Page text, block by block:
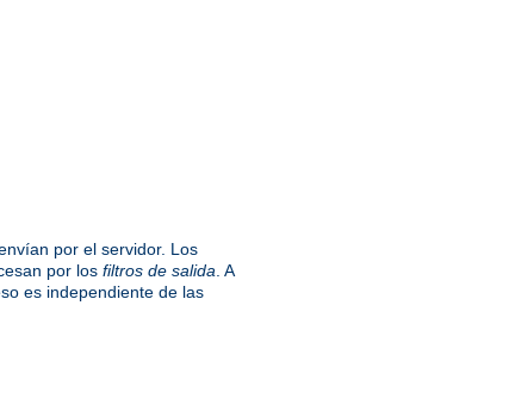
por el servidor. Los
por los filtros de salida . A
es independiente de las